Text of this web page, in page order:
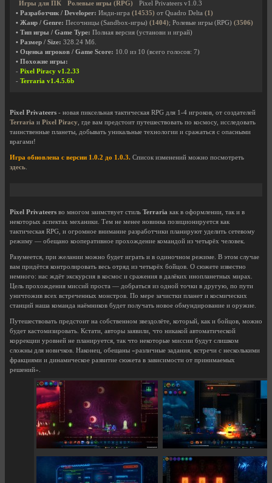
Игры для ПК
Ролевые игры (RPG)
Pixel Privateers v1.0.3
• Разработчик / Developer: Инди-игра (14535) от Quadro Delta (1)
• Жанр / Genre: Песочницы (Sandbox-игры) (1404); Ролевые игры (RPG) (3506)
• Тип игры / Game Type: Полная версия (установи и играй)
• Размер / Size: 328.24 Мб.
• Оценка игроков / Game Score: 10.0 из 10 (всего голосов: 7)
• Похожие игры:
- Pixel Piracy v1.2.33
- Terraria v1.4.5.6b
Pixel Privateers - новая пиксельная тактическая RPG для 1-4 игроков, от создателей
Terraria и Pixel Piracy, где вам предстоит путешествовать по космосу, исследовать
таинственные планеты, добывать уникальные технологии и сражаться с опасными
врагами!
Игра обновлена с версии 1.0.2 до 1.0.3. Список изменений можно посмотреть
здесь.
Pixel Privateers во многом заимствует стиль Terraria как в оформлении, так и в
некоторых аспектах механики. Тем не менее новинка позиционируется как
тактическая RPG, и огромное внимание разработчики планируют уделить сетевому
режиму — обещано кооперативное прохождение командой из четырёх человек.
Разумеется, при желании можно будет играть и в одиночном режиме. В этом случае
вам придётся контролировать весь отряд из четырёх бойцов. О сюжете известно
немного: нас ждёт экскурсия в космос и сражения в далёких инопланетных мирах.
Цель прохождения миссий проста — добраться из одной точки в другую, по пути
уничтожив всех встреченных монстров. По мере зачистки планет и космических
станций наша команда наёмников будет получать новое обмундирование и оружие.
Путешествовать предстоит на собственном звездолёте, который, как и бойцов, можно
будет кастомизировать. Кстати, авторы заявили, что никакой автоматической
коррекции уровней не планируется, так что некоторые миссии будут слишком
сложны для новичков. Наконец, обещаны «различные задания, встречи с несколькими
фракциями и динамическое развитие сюжета в зависимости от принимаемых
решений».